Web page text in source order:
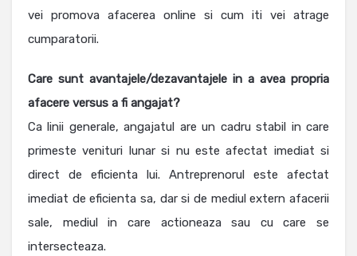
vei promova afacerea online si cum iti vei atrage
cumparatorii.
Care sunt avantajele/dezavantajele in a avea propria
afacere versus a fi angajat?
Ca linii generale, angajatul are un cadru stabil in care
primeste venituri lunar si nu este afectat imediat si
direct de eficienta lui. Antreprenorul este afectat
imediat de eficienta sa, dar si de mediul extern afacerii
sale, mediul in care actioneaza sau cu care se
intersecteaza.